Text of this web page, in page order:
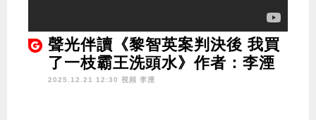
聲光伴讀《黎智英案判決後 我買
了一枝霸王洗頭水》作者：李湮
2025.12.21 12:30 視頻 李湮